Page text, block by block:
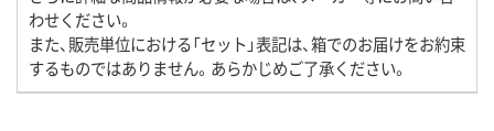
わせください。
また、販売単位における「セット」表記は、箱でのお届けをお約束
するものではありません。あらかじめご了承ください。